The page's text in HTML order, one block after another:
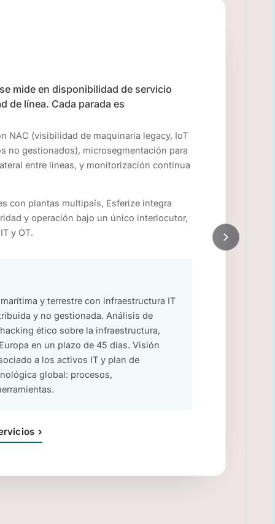
mide en disponibilidad de servicio
de línea. Cada parada es
NAC (visibilidad de maquinaria legacy, IoT
no gestionados), microsegmentación para
entre líneas, y monitorización continua
con plantas multipaís, Esferize integra
y operación bajo un único interlocutor,
y OT.
y terrestre con infraestructura IT
y no gestionada. Análisis de
ético sobre la infraestructura,
en un plazo de 45 días. Visión
a los activos IT y plan de
global: procesos,